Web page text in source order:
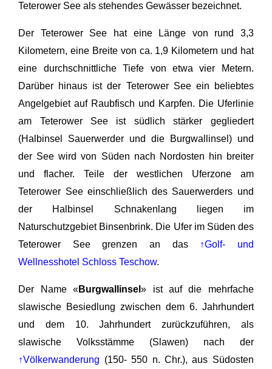
Teterower See als stehendes Gewässer bezeichnet.
Der Teterower See hat eine Länge von rund 3,3
Kilometern, eine Breite von ca. 1,9 Kilometern und hat
eine durchschnittliche Tiefe von etwa vier Metern.
Darüber hinaus ist der Teterower See ein beliebtes
Angelgebiet auf Raubfisch und Karpfen. Die Uferlinie
am Teterower See ist südlich stärker gegliedert
(Halbinsel Sauerwerder und die Burgwallinsel) und
der See wird von Süden nach Nordosten hin breiter
und flacher. Teile der westlichen Uferzone am
Teterower See einschließlich des Sauerwerders und
der Halbinsel Schnakenlang liegen im
Naturschutzgebiet Binsenbrink. Die Ufer im Süden des
Teterower See grenzen an das
↑Golf- und
Wellnesshotel Schloss Teschow.
Der Name «Burgwallinsel» ist auf die mehrfache
slawische Besiedlung zwischen dem 6. Jahrhundert
und dem 10. Jahrhundert zurückzuführen, als
slawische Volksstämme (Slawen) nach der
↑Völkerwanderung (150- 550 n. Chr.), aus Südosten